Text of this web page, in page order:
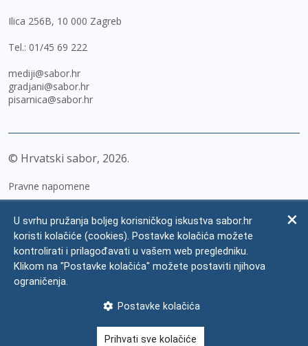
Ilica 256B, 10 000 Zagreb
Tel.: 01/45 69 222
mediji@sabor.hr
gradjani@sabor.hr
pisarnica@sabor.hr
© Hrvatski sabor, 2026
Pravne napomene
Zaštita osobnih podataka
Impressum
Česta pitanja
U svrhu pružanja boljeg korisničkog iskustva sabor.hr
koristi kolačiće (cookies). Postavke kolačića možete
kontrolirati i prilagođavati u vašem web pregledniku.
Klikom na "Postavke kolačića" možete postaviti njihova
ograničenja.
Postavke kolačića
Prihvati sve kolačiće